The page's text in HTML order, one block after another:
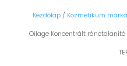
Kezdőlap/ Kozmetikum
Oilage Koncentrált ránctalanító